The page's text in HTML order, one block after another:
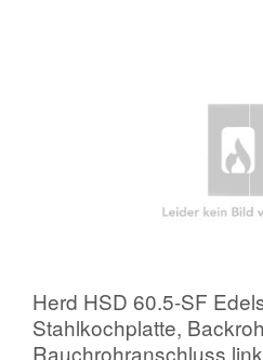
Herd HSD 60.5-SF
Stahlkochplatte,
Rauchrohranschluss